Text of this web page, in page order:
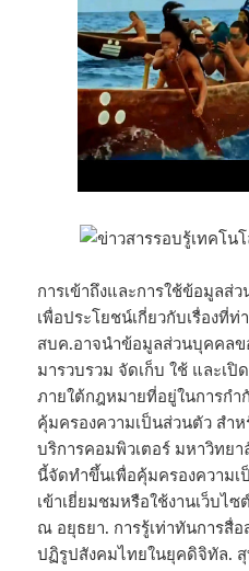
การเข้าถึงและการใช้ข้อมูลส่
เพื่อประโยชน์เกี่ยวกับเรื่องที่
สบค.อาจนำข้อมูลส่วนบุคคลข
มารวบรวม จัดเก็บ ใช้ และเปิ
ภายใต้กฎหมายที่อยู่ในการก
คุ้มครองความเป็นส่วนตัว สำ
บริการคอมพิวเตอร์ มหาวิทย
นี้จัดทำขึ้นเพื่อคุ้มครองความ
เข้าเยี่ยมชมหรือใช้งานเว็บไ
ณ อยุธยา. การรู้เท่าทันการสื่
ปฏิรูปสังคมไทยในยุคดิจิทัล. สุ